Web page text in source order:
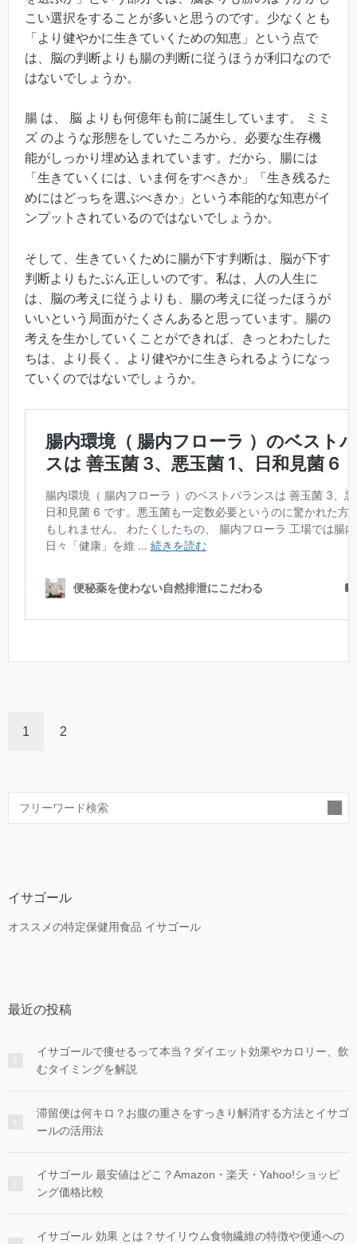
こい選択をすることが多いと思うのです。少なくとも
「より健やかに生きていくための知恵」という点で
は、脳の判断よりも腸の判断に従うほうが利口なので
はないでしょうか。
腸 は、 脳 よりも何億年も前に誕生しています。 ミミ
ズ のような形態をしていたころから、必要な生存機
能がしっかり埋め込まれています。だから、腸には
「生きていくには、いま何をすべきか」「生き残るた
めにはどっちを選ぶべきか」という本能的な知恵がイ
ンプットされているのではないでしょうか。
そして、生きていくために腸が下す判断は、脳が下す
判断よりもたぶん正しいのです。私は、人の人生に
は、脳の考えに従うよりも、腸の考えに従ったほうが
いいという局面がたくさんあると思っています。腸の
考えを生かしていくことができれば、きっとわたした
ちは、より長く、より健やかに生きられるようになっ
ていくのではないでしょうか。
1 2
イサゴール
オススメの特定保健用食品 イサゴール
最近の投稿
イサゴールで痩せるって本当？ダイエット効果やカロリー、飲
むタイミングを解説
滞留便は何キロ？お腹の重さをすっきり解消する方法とイサゴ
ールの活用法
イサゴール 最安値はどこ？Amazon・楽天・Yahoo!ショッピ
ング価格比較
イサゴール 効果 とは？サイリウム食物繊維の特徴や便通への